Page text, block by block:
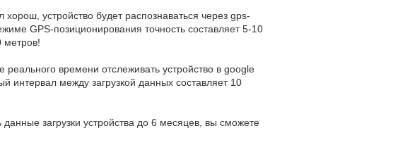
хорош, устройство будет распознаваться через gps-
GPS-позиционирования точность составляет 5-10
метров!
времени отслеживать устройство в google
между загрузкой данных составляет 10
загрузки устройства до 6 месяцев, вы сможете